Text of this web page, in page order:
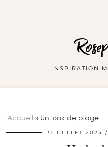
INSPIRATION
Accueil » Un look de plage
31 JUILLET 2024